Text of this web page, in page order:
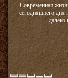
Современная
сегодняшнего дня
далеко